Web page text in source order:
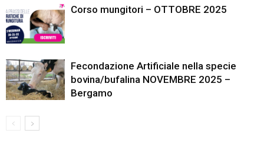
Corso mungitori – OTTOBRE 2025
Fecondazione Artificiale nella specie
bovina/bufalina NOVEMBRE 2025 –
Bergamo